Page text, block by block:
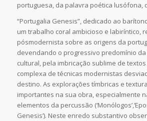
portuguesa, da palavra poética lusófona,
“Portugalia Genesis”, dedicado ao
um trabalho coral ambicioso e labiríntico,
pósmodernista sobre as origens da
devendando o progressivo predomínio
cultural, pela imbricação sublime de
complexa de técnicas modernistas
destino. As explorações tímbricas e
importantes na sua obra, especialmente
elementos da percussão
Genesis’). Neste enredo substantivo